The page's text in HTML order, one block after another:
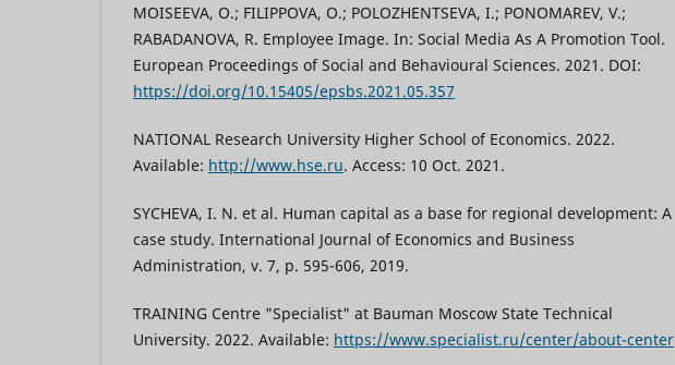
MOISEEVA, O.; FILIPPOVA, O.; POLOZHENTSEVA, I.; PONOMAREV, V.;
RABADANOVA, R. Employee Image. In: Social Media As A Promotion Tool.
European Proceedings of Social and Behavioural Sciences. 2021. DOI:
https://doi.org/10.15405/epsbs.2021.05.357
NATIONAL Research University Higher School of Economics. 2022.
Available: http://www.hse.ru. Access: 10 Oct. 2021.
SYCHEVA, I. N. et al. Human capital as a base for regional development: A
case study. International Journal of Economics and Business
Administration, v. 7, p. 595-606, 2019.
TRAINING Centre "Specialist" at Bauman Moscow State Technical
University. 2022. Available: https://www.specialist.ru/center/about-center